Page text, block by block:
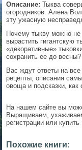
Описание: Тыква
огородников. Алена
эту ужасную
Почему тыкву можно
вырастить гигантскую
«декоративные»
сохранить ее до весны?
Вас ждут ответы на
рецепты, описания
овоща и подсказки,
На нашем сайте вы
Выращиваем,
регистрации или
Похожие книги:
▼
▼